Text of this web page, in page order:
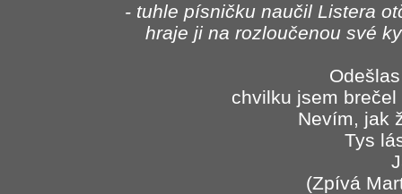
- tuhle písničku naučil Listera
hraje ji na rozloučenou své
chvilku jsem
Nevím, jak
Tys
(Zpívá